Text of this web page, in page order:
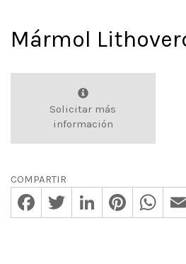
Mármol
Solicitar más
información
COMPARTIR
FacebookTwitter LinkedInPinterest